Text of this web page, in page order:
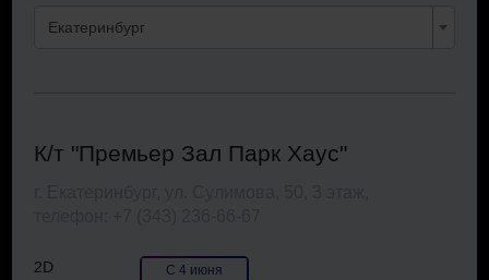
Екатеринбург
К/т "Премьер Зал Парк Хаус"
2D С 4 июня